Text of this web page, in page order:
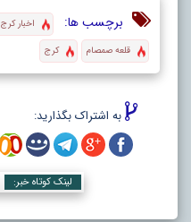
برچسب ها: اخبار کرج
قلعه صمصام
کرج
به اشتراک بگذارید:
لینک کوتاه خبر: